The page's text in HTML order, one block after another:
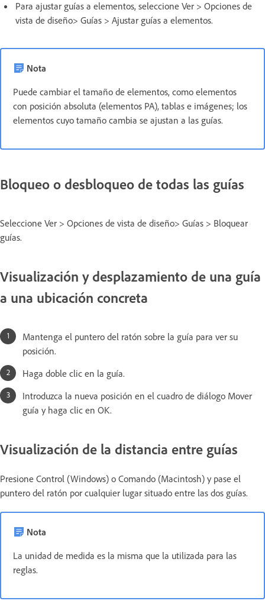
Para ajustar guías a elementos, seleccione Ver > Opciones de
vista de diseño> Guías > Ajustar guías a elementos.
Nota
Puede cambiar el tamaño de elementos, como elementos
con posición absoluta (elementos PA), tablas e imágenes; los
elementos cuyo tamaño cambia se ajustan a las guías.
Bloqueo o desbloqueo de todas las guías
Seleccione Ver > Opciones de vista de diseño> Guías > Bloquear
guías.
Visualización y desplazamiento de una guía
a una ubicación concreta
Mantenga el puntero del ratón sobre la guía para ver su
posición.
Haga doble clic en la guía.
Introduzca la nueva posición en el cuadro de diálogo Mover
guía y haga clic en OK.
Visualización de la distancia entre guías
Presione Control (Windows) o Comando (Macintosh) y pase el
puntero del ratón por cualquier lugar situado entre las dos guías.
Nota
La unidad de medida es la misma que la utilizada para las
reglas.